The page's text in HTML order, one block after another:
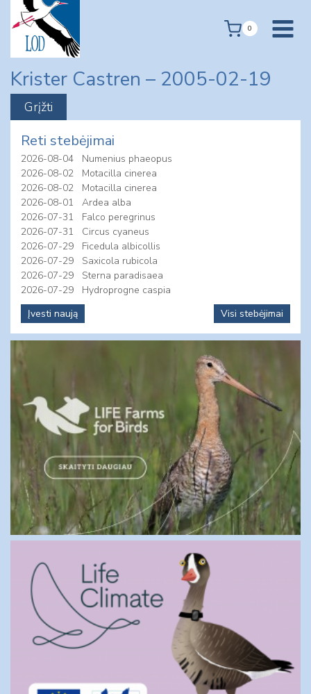
content
0
Krister Castren – 2005-02-19
Reti stebėjimai
2026-08-04
Numenius phaeopus
2026-08-02
Motacilla cinerea
2026-08-02
Motacilla cinerea
2026-08-01
Ardea alba
2026-07-31
Falco peregrinus
2026-07-31
Circus cyaneus
2026-07-29
Ficedula albicollis
2026-07-29
Saxicola rubicola
2026-07-29
Sterna paradisaea
2026-07-29
Hydroprogne caspia
Įvesti naują
Visi stebėjimai